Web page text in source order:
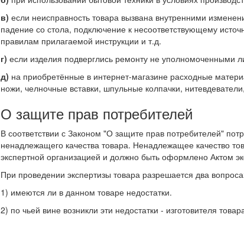
в) если неисправность товара вызвана внутренними
падение со стола, подключение к несоответствующему
правилам прилагаемой инструкции и т.д.
г) если изделия подверглись ремонту не уполномоченными
д) на приобретённые в интернет-магазине расходные
ножи, челночные вставки, шпульные колпачки,
О защите прав потребителей
В соответствии с Законом "О защите прав потребителей"
ненадлежащего качества товара. Ненадлежащее качество
экспертной организацией и должно быть оформлено Актом
При проведении экспертизы товара разрешается два
1) имеются ли в данном товаре недостатки.
2) по чьей вине возникли эти недостатки - изготовителя